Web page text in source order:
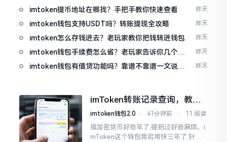
imtoken提币地址在哪找？手把手教你快速查看 昨天
imtoken钱包支持USDT吗？转账提现全攻略 昨天
imtoken怎么存钱进去？老玩家教你把钱转进钱包 昨天
imtoken钱包手续费怎么省？老玩家告诉你几个实
在招
昨天
imtoken钱包有借贷功能吗？靠谱不靠谱一文说清
昨天
imToken转账记录查询，教你
正确查看方法
imtoken钱包2.0 ⋅ 41分钟前 ⋅ 11 阅读
搞加密货币好些年了,碰到过好些麻烦。i
mToken这个钱包我启用快三年了,针对